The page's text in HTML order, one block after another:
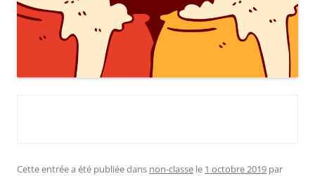
Cette entrée a été publiée dans non-classe le 1 octobre 2019 par